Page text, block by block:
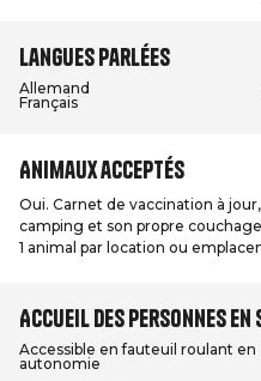
Langues parlées
Allemand
Français
Animaux acceptés
Oui. Carnet de vaccination à
camping et son propre
1 animal par location ou
Accueil des personnes
Accessible en fauteuil roulant en
autonomie